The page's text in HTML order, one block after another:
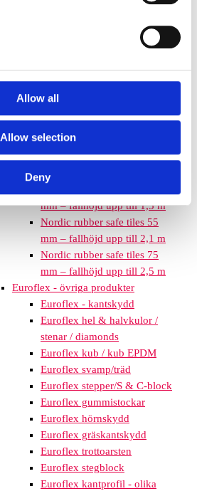
Allow all
Allow selection
Deny
mm - för fallhöjd 1,5 meter
Euroflex fallskyddsmatta 60
mm - för fallhöjd 2,1 meter
mm - för fallhöjd 2,4 meter
Euroflex fallskyddsmatta 90
mm soft - för fallhöjd 3,0
meter
mm – fallhöjd upp till 1,5 m
Nordic rubber safe tiles 55
mm – fallhöjd upp till 2,1 m
Nordic rubber safe tiles 75
mm – fallhöjd upp till 2,5 m
Euroflex - övriga produkter
Euroflex - kantskydd
Euroflex hel & halvkulor /
stenar / diamonds
Euroflex kub / kub EPDM
Euroflex svamp/träd
Euroflex stepper/S & C-block
Euroflex gummistockar
Euroflex hörnskydd
Euroflex gräskantskydd
Euroflex trottoarsten
Euroflex stegblock
Euroflex kantprofil - olika